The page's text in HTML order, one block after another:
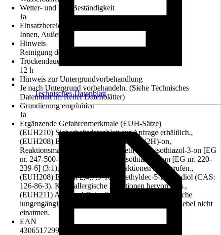
Wetter- und UV-Beständigkeit
Ja
Einsatzbereich
Innen, Außen
Hinweis
Reinigung der Werkzeuge mit Wasser.
Trockendauer ca.
12 h
Hinweis zur Untergrundvorbehandlung
Je nach Untergrund vorbehandeln. (Siehe Technisches
Datenblatt im Reiter Datenblätter)
Grundierung empfohlen
Ja
Ergänzende Gefahrenmerkmale (EUH-Sätze)
(EUH210) Sicherheitsdatenblatt auf Anfrage erhältlich.,
(EUH208) Enthält 1,2-Benzisothiazol-3(2H)-on,
Reaktionsmasse aus: 5-Chlor-2-methyl-2H-isothiazol-3-on [EG
nr. 247-500-7] und 2-Methyl-2H-isothiazol-3-on [EG nr. 220-
239-6] (3:1). Kann allergische Reaktionen hervorrufen.,
(EUH208) Enthält 2,4,7,9-Tetramethyldec-5-in-4,7-diol (CAS:
126-86-3). Kann allergische Reaktionen hervorrufen.,
(EUH211) Achtung! Beim Sprühen können gefährliche
lungengängige Tröpfchen entstehen. Aerosol oder Nebel nicht
einatmen.
EAN
4306517299859
Technisches Datenblatt